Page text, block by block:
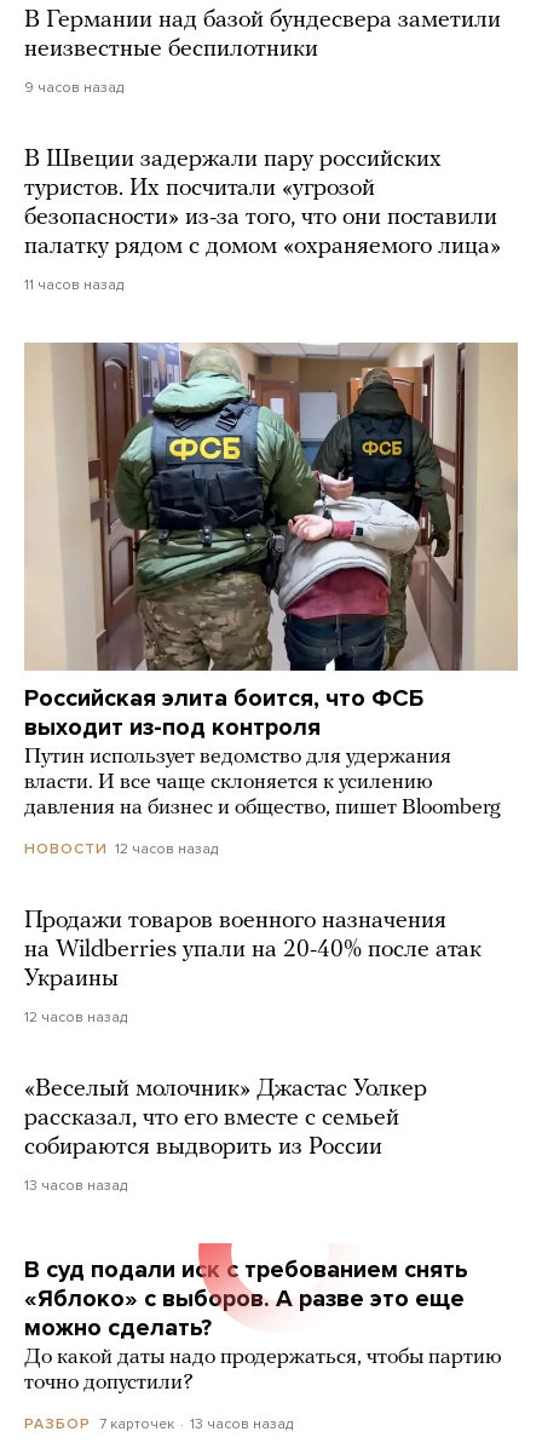
В Германии над базой бундесвера заметили
неизвестные беспилотники
9 часов назад
В Швеции задержали пару российских
туристов. Их посчитали «угрозой
безопасности» из-за того, что они поставили
палатку рядом с домом «охраняемого лица»
11 часов назад
Российская элита боится, что ФСБ
выходит из-под контроля
Путин использует ведомство для удержания
власти. И все чаще склоняется к усилению
давления на бизнес и общество, пишет Bloomberg
НОВОСТИ 12 часов назад
Продажи товаров военного назначения
на Wildberries упали на 20-40% после атак
Украины
12 часов назад
«Веселый молочник» Джастас Уолкер
рассказал, что его вместе с семьей
собираются выдворить из России
13 часов назад
В суд подали иск с требованием снять
«Яблоко» с выборов. А разве это еще
можно сделать?
До какой даты надо продержаться, чтобы партию
точно допустили?
РАЗБОР 7 карточек 13 часов назад